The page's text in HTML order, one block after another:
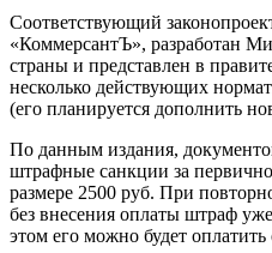
Соответствующий
«КоммерсантЪ», разработан
страны и представлен в
несколько действующих
(его планируется дополнить
По данным издания,
штрафные санкции за
размере 2500 руб. При
без внесения оплаты штраф
этом его можно будет оплатить